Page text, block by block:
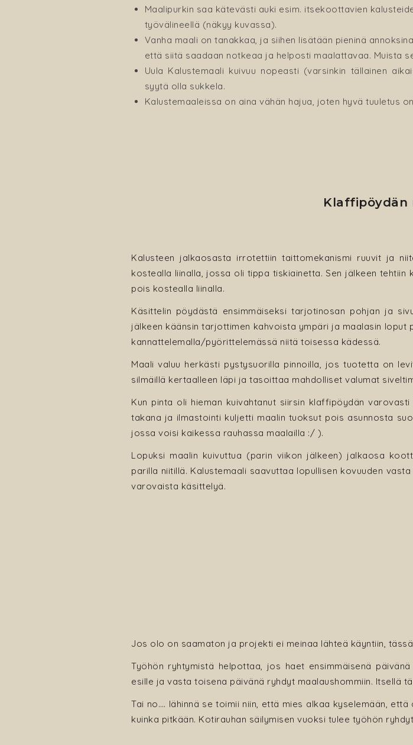
Maalipurkin saa kätevästi auki esim. itsekoottavien
työvälineellä (näkyy kuvassa).
Vanha maali on tanakkaa, ja siihen lisätään pieninä
että siitä saadaan notkeaa ja helposti maalattavaa. Muista
Uula Kalustemaali kuivuu nopeasti (varsinkin tällainen
syytä olla sukkela.
Kalustemaaleissa on aina vähän hajua, joten hyvä tuuletus
Klaffipöydän
Kalusteen jalkaosasta irrotettiin taittomekanismi ruuvit ja
kostealla liinalla, jossa oli tippa tiskiainetta. Sen jälkeen
pois kostealla liinalla.
Käsittelin pöydästä ensimmäiseksi tarjotinosan pohjan ja
jälkeen käänsin tarjottimen kahvoista ympäri ja maalasin
kannattelemalla/pyörittelemässä niitä toisessa kädessä.
Maali valuu herkästi pystysuorilla pinnoilla, jos tuotetta on
silmäillä kertaalleen läpi ja tasoittaa mahdolliset valumat
Kun pinta oli hieman kuivahtanut siirsin klaffipöydän
takana ja ilmastointi kuljetti maalin tuoksut pois asunnosta
jossa voisi kaikessa rauhassa maalailla :/ ).
Lopuksi maalin kuivuttua (parin viikon jälkeen) jalkaosa
parilla niitillä. Kalustemaali saavuttaa lopullisen kovuuden
varovaista käsittelyä.
Jos olo on saamaton ja projekti ei meinaa lähteä käyntiin,
Työhön ryhtymistä helpottaa, jos haet ensimmäisenä
esille ja vasta toisena päivänä ryhdyt maalaushommiin. Itsellä
Tai no…. lähinnä se toimii niin, että mies alkaa kyselemään,
kuinka pitkään. Kotirauhan säilymisen vuoksi tulee työhön